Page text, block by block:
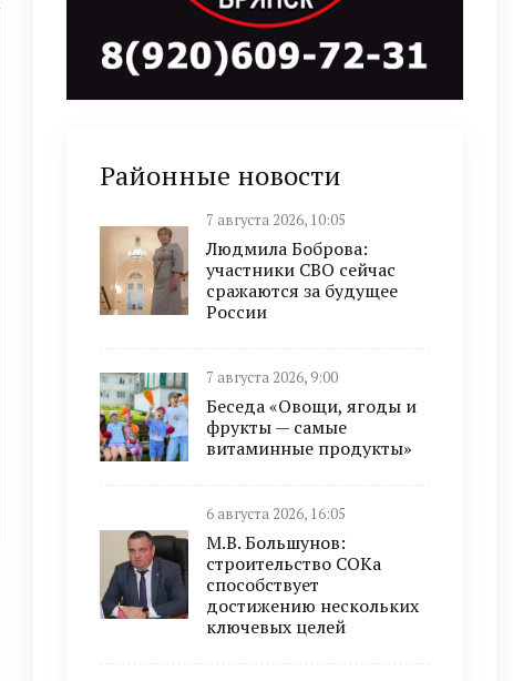
Районные новости
7 августа 2026, 10:05
Людмила Боброва:
участники СВО сейчас
сражаются за будущее
России
7 августа 2026, 9:00
Беседа «Овощи, ягоды и
фрукты — самые
витаминные продукты»
6 августа 2026, 16:05
М.В. Большунов:
строительство СОКа
способствует
достижению нескольких
ключевых целей